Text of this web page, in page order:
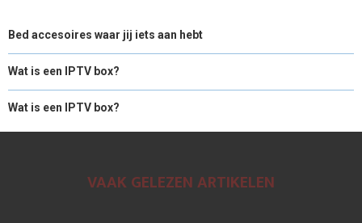
Bed accesoires waar jij iets aan hebt
Wat is een IPTV box?
Wat is een IPTV box?
VAAK GELEZEN ARTIKELEN